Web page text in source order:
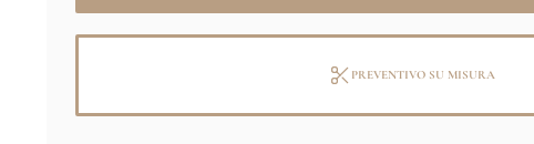
PREVENTIVO SU MISURA